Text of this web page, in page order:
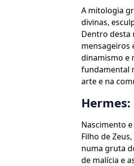
A mitologia
divinas,
Dentro desta
mensageiros
dinamismo e
fundamental
arte e na
Nascimento
Filho de
numa gruta
de malícia e